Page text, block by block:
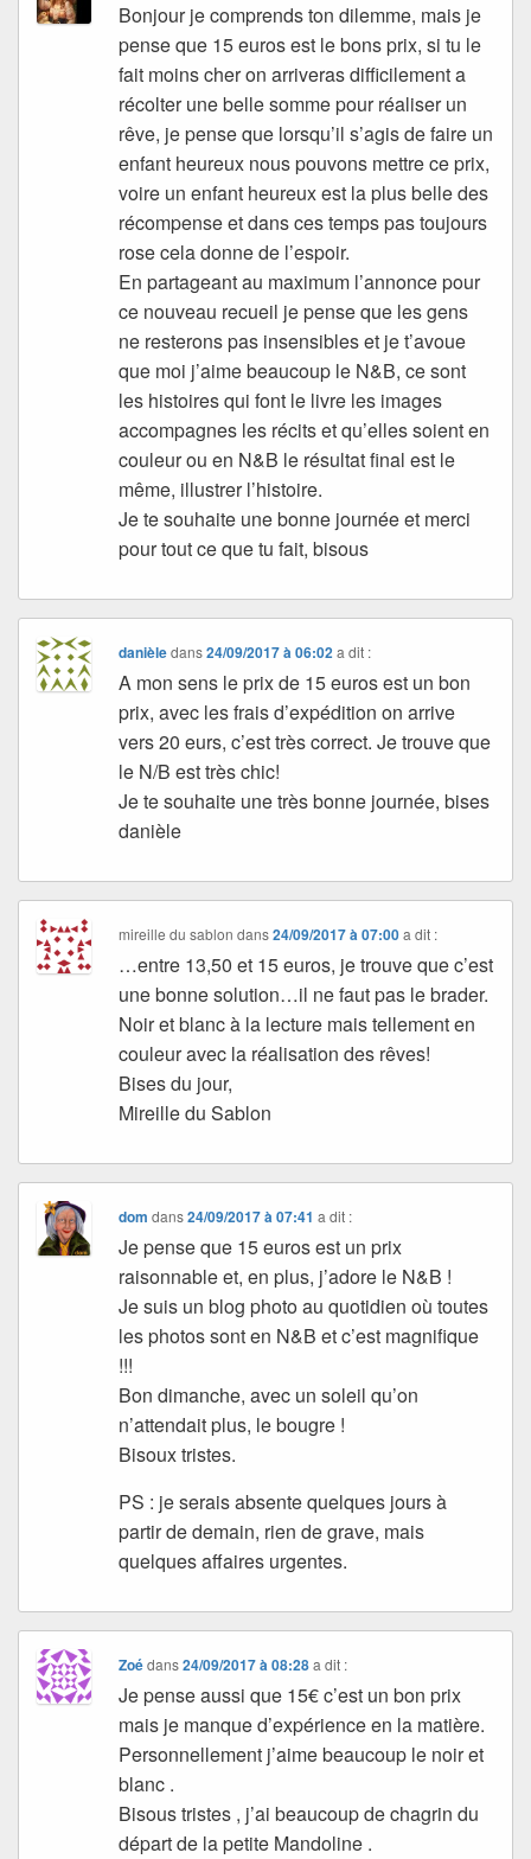
Bonjour je comprends ton dilemme, mais je
pense que 15 euros est le bons prix, si tu le
fait moins cher on arriveras difficilement a
récolter une belle somme pour réaliser un
rêve, je pense que lorsqu’il s’agis de faire un
enfant heureux nous pouvons mettre ce prix,
voire un enfant heureux est la plus belle des
récompense et dans ces temps pas toujours
rose cela donne de l’espoir.
En partageant au maximum l’annonce pour
ce nouveau recueil je pense que les gens
ne resterons pas insensibles et je t’avoue
que moi j’aime beaucoup le N&B, ce sont
les histoires qui font le livre les images
accompagnes les récits et qu’elles soient en
couleur ou en N&B le résultat final est le
même, illustrer l’histoire.
Je te souhaite une bonne journée et merci
pour tout ce que tu fait, bisous
danièledans24/09/2017 à 06:02 a dit :
A mon sens le prix de 15 euros est un bon
prix, avec les frais d’expédition on arrive
vers 20 eurs, c’est très correct. Je trouve que
le N/B est très chic!
Je te souhaite une très bonne journée, bises
danièle
mireille du sablon dans24/09/2017 à 07:00 a dit :
…entre 13,50 et 15 euros, je trouve que c’est
une bonne solution…il ne faut pas le brader.
Noir et blanc à la lecture mais tellement en
couleur avec la réalisation des rêves!
Bises du jour,
Mireille du Sablon
dom dans24/09/2017 à 07:41 a dit :
Je pense que 15 euros est un prix
raisonnable et, en plus, j’adore le N&B !
Je suis un blog photo au quotidien où toutes
les photos sont en N&B et c’est magnifique
!!!
Bon dimanche, avec un soleil qu’on
n’attendait plus, le bougre !
Bisoux tristes.
PS : je serais absente quelques jours à
partir de demain, rien de grave, mais
quelques affaires urgentes.
Zoédans24/09/2017 à 08:28 a dit :
Je pense aussi que 15€ c’est un bon prix
mais je manque d’expérience en la matière.
Personnellement j’aime beaucoup le noir et
blanc .
Bisous tristes , j’ai beaucoup de chagrin du
départ de la petite Mandoline .